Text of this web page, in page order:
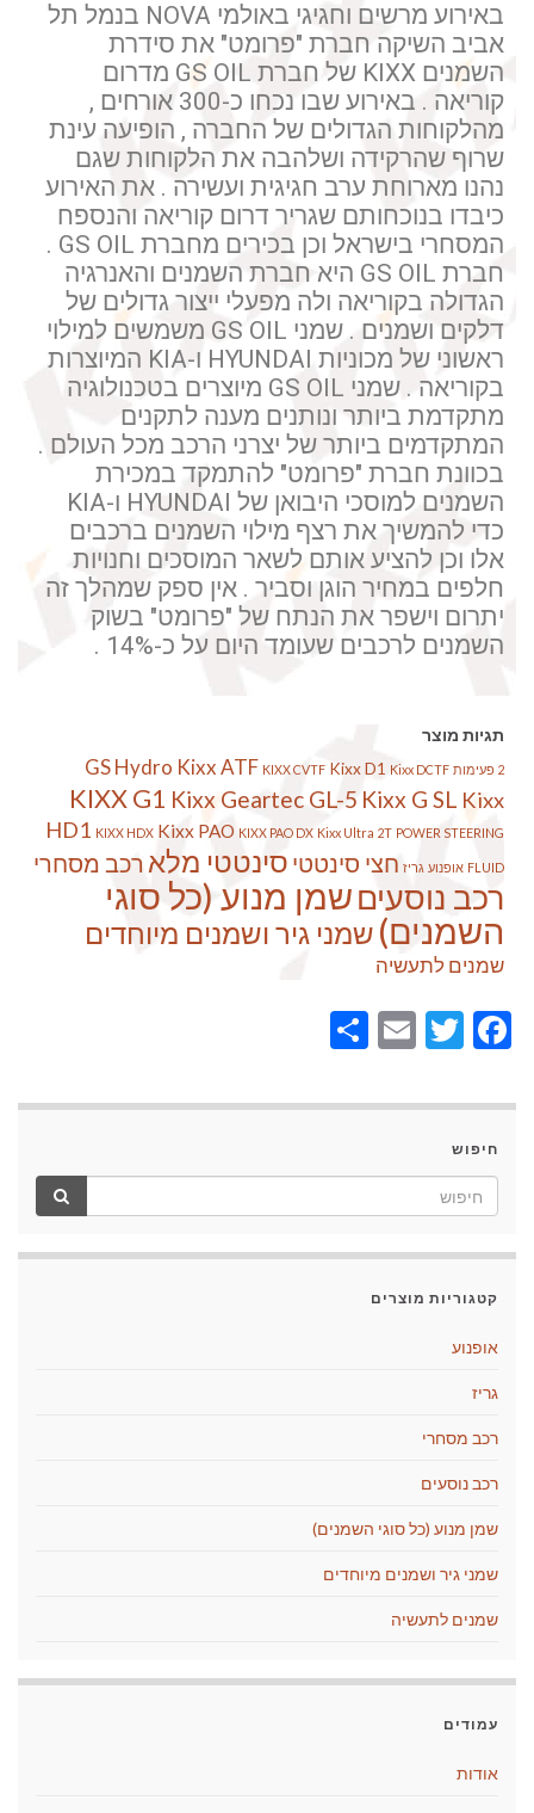
באירוע מרשים וחגיגי באולמי NOVA בנמל תל
אביב השיקה חברת "פרומט" את סידרת
השמנים KIXX של חברת GS OIL מדרום
קוריאה . באירוע שבו נכחו כ-300 אורחים ,
מהלקוחות הגדולים של החברה , הופיעה עינת
שרוף שהרקידה ושלהבה את הלקוחות שגם
נהנו מארוחת ערב חגיגית ועשירה . את האירוע
כיבדו בנוכחותם שגריר דרום קוריאה והנספח
המסחרי בישראל וכן בכירים מחברת GS OIL .
חברת GS OIL היא חברת השמנים והאנרגיה
הגדולה בקוריאה ולה מפעלי ייצור גדולים של
דלקים ושמנים . שמני GS OIL משמשים למילוי
ראשוני של מכוניות HYUNDAI ו-KIA המיוצרות
בקוריאה . שמני GS OIL מיוצרים בטכנולוגיה
מתקדמת ביותר ונותנים מענה לתקנים
המתקדמים ביותר של יצרני הרכב מכל העולם .
בכוונת חברת "פרומט" להתמקד במכירת
השמנים למוסכי היבואן של HYUNDAI ו-KIA
כדי להמשיך את רצף מילוי השמנים ברכבים
אלו וכן להציע אותם לשאר המוסכים וחנויות
חלפים במחיר הוגן וסביר . אין ספק שמהלך זה
יתרום וישפר את הנתח של "פרומט" בשוק
השמנים לרכבים שעומד היום על כ-14% .
תגיות מוצר
2 פעימות GS Hydro Kixx ATF KIXX CVTF Kixx D1 Kixx DCTF
KIXX G1 Kixx Geartec GL-5 Kixx G SL Kixx
HD1 KIXX HDX Kixx PAO KIXX PAO DX Kixx Ultra 2T POWER STEERING
FLUID אופנוע גריז חצי סינטטי סינטטי מלא רכב מסחרי
רכב נוסעיםשמן מנוע (כל סוגי
השמנים) שמני גיר ושמנים מיוחדים
שמנים לתעשיה
Facebook
Twitter
Email
חיפוש
קטגוריות מוצרים
אופנוע
גריז
רכב מסחרי
רכב נוסעים
שמן מנוע (כל סוגי השמנים)
שמני גיר ושמנים מיוחדים
שמנים לתעשיה
עמודים
אודות